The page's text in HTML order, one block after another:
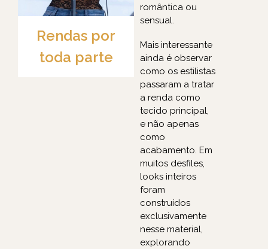
Rendas por
toda parte
romântica ou
sensual.
Mais interessante
ainda é observar
como os estilistas
passaram a tratar
a renda como
tecido principal,
e não apenas
como
acabamento. Em
muitos desfiles,
looks inteiros
foram
construídos
exclusivamente
nesse material,
explorando